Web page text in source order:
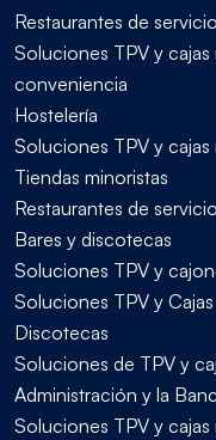
Restaurantes de
Soluciones TPV y
conveniencia
Hostelería
Soluciones TPV y
Tiendas minoristas
Restaurantes de
Bares y discotecas
Soluciones TPV y
Soluciones TPV y
Discotecas
Soluciones de TPV y
Administración y la
Soluciones TPV y cajas